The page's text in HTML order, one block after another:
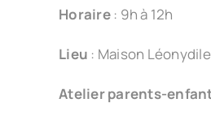
Horaire: 9h à 12h
Lieu : Maison
Atelier parents-